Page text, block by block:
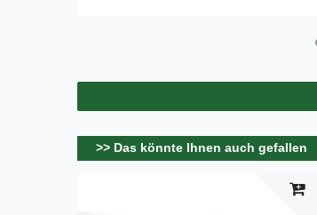
>> Das könnte Ihnen auch gefallen